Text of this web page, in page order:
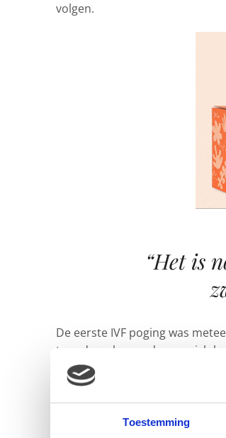
Toestemming
volgen.
“Het is
De eerste IVF poging was
tweede wel maanden op zich
gaan beginnen voor het geval
lukt? Dan ben ik er eerlijk